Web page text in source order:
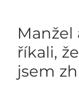
Manžel
říkali,
jsem